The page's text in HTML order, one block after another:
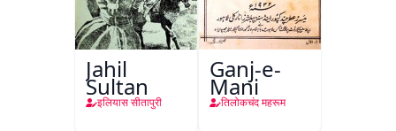
Jahil
Sultan
इलियास सीतापुरी
Ganj-e-
Mani
तिलोकचंद महरूम